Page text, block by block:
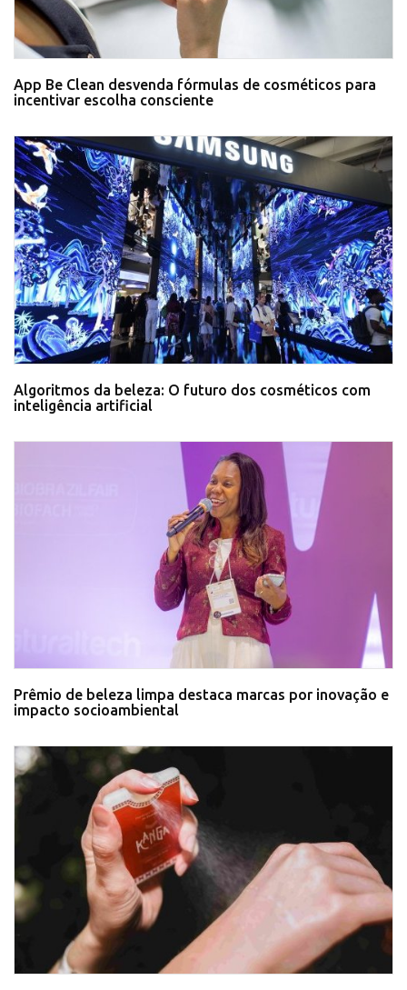
App Be Clean desvenda fórmulas de cosméticos para
incentivar escolha consciente
Algoritmos da beleza: O futuro dos cosméticos com
inteligência artificial
Prêmio de beleza limpa destaca marcas por inovação e
impacto socioambiental